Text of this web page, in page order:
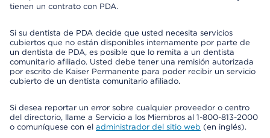
tienen un contrato con PDA.
Si su dentista de PDA decide que usted necesita servicios
cubiertos que no están disponibles internamente por parte de
un dentista de PDA, es posible que lo remita a un dentista
comunitario afiliado. Usted debe tener una remisión autorizada
por escrito de Kaiser Permanente para poder recibir un servicio
cubierto de un dentista comunitario afiliado.
Si desea reportar un error sobre cualquier proveedor o centro
del directorio, llame a Servicio a los Miembros al 1-800-813-2000
o comuníquese con el administrador del sitio web (en inglés).